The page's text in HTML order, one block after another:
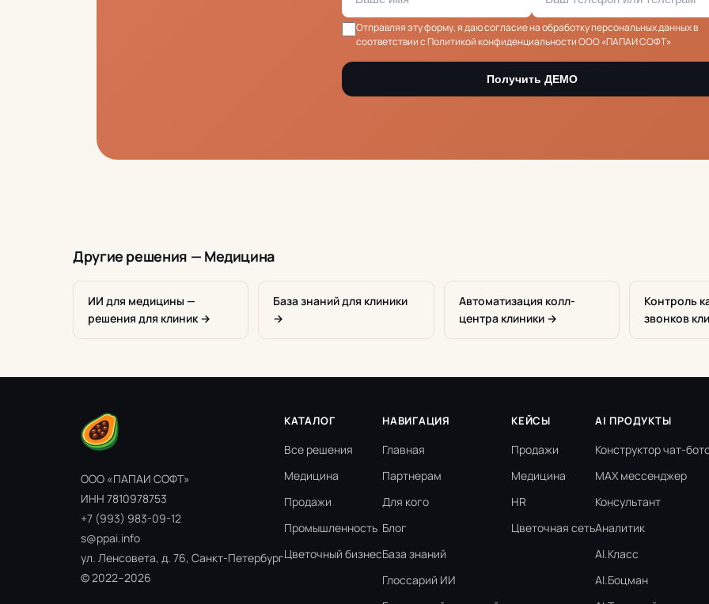
Отправляя эту форму, я даюсогласие на обработку персональных данныхв
соответствии с Политикой конфиденциальности ООО «ПАПАИ СОФТ»
Получить ДЕМО
Другие решения — Медицина
ИИ для медицины —
решения для клиник →
База знаний для клиники
→
Автоматизация колл-
центра клиники →
Контроль
звонков
ООО «ПАПАИ СОФТ»
ИНН 7810978753
+7 (993) 983-09-12
s@ppai.info
ул. Ленсовета, д. 76, Санкт-Петербург
© 2022–2026
КАТАЛОГ
Все решения
Медицина
Продажи
Промышленность
Цветочный бизнес
НАВИГАЦИЯ
Главная
Партнерам
Для кого
Блог
База знаний
Глоссарий ИИ
КЕЙСЫ
Продажи
Медицина
HR
Цветочная сеть
AI ПРОДУКТЫ
Конструктор чат-
MAX мессенджер
Консультант
Аналитик
AI.Класс
AI.Боцман